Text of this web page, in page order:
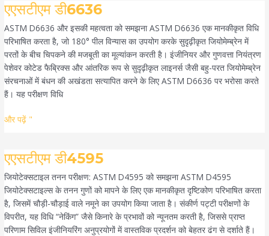
एएसटीएम डी6636
ASTM D6636 और इसकी महत्वता को समझना ASTM D6636 एक मानकीकृत विधि
परिभाषित करता है, जो 180° पील विन्यास का उपयोग करके सुदृढ़ीकृत जियोमेम्ब्रेन में
परतों के बीच चिपकने की मजबूती का मूल्यांकन करती है। इंजीनियर और गुणवत्ता नियंत्रण
पेशेवर कोटेड फैब्रिक्स और आंतरिक रूप से सुदृढ़ीकृत लाइनर्स जैसी बहु-परत जियोमेम्ब्रेन
संरचनाओं में बंधन की अखंडता सत्यापित करने के लिए ASTM D6636 पर भरोसा करते
हैं। यह परीक्षण विधि
एएसटीएम
डी6636
और पढ़ें "
एएसटीएम डी4595
जियोटेक्सटाइल तनन परीक्षण: ASTM D4595 को समझना ASTM D4595
जियोटेक्सटाइल्स के तनन गुणों को मापने के लिए एक मानकीकृत दृष्टिकोण परिभाषित करता
है, जिसमें चौड़ी-चौड़ाई वाले नमूने का उपयोग किया जाता है। संकीर्ण पट्टी परीक्षणों के
विपरीत, यह विधि “नेकिंग” जैसे किनारे के प्रभावों को न्यूनतम करती है, जिससे प्राप्त
परिणाम सिविल इंजीनियरिंग अनुप्रयोगों में वास्तविक प्रदर्शन को बेहतर ढंग से दर्शाते हैं।
एएसटीएम
डी4595